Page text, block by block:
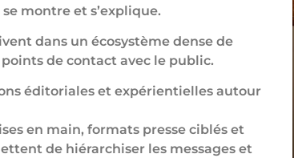
montre et s’explique.
dans un écosystème dense de
de contact avec le public.
éditoriales et expérientielles autour
en main, formats presse ciblés et
de hiérarchiser les messages et